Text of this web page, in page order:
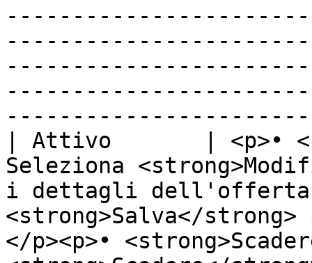
| Attivo       | <p>•
Seleziona
i dettagli dell'offerta,
<strong>Salva</
</p><p>•